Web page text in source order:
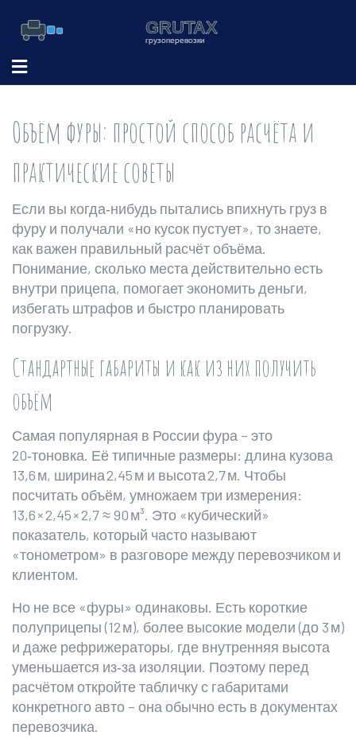
Объём фуры: простой способ расчёта и
практические советы
Если вы когда‑нибудь пытались впихнуть груз в
фуру и получали «но кусок пустует», то знаете,
как важен правильный расчёт объёма.
Понимание, сколько места действительно есть
внутри прицепа, помогает экономить деньги,
избегать штрафов и быстро планировать
погрузку.
Стандартные габариты и как из них получить
объём
Самая популярная в России фура – это
20‑тоновка. Её типичные размеры: длина кузова
13,6 м, ширина 2,45 м и высота 2,7 м. Чтобы
посчитать объём, умножаем три измерения:
13,6 × 2,45 × 2,7 ≈ 90 м³. Это «кубический»
показатель, который часто называют
«тонометром» в разговоре между перевозчиком и
клиентом.
Но не все «фуры» одинаковы. Есть короткие
полуприцепы (12 м), более высокие модели (до 3 м)
и даже рефрижераторы, где внутренняя высота
уменьшается из‑за изоляции. Поэтому перед
расчётом откройте табличку с габаритами
конкретного авто – она обычно есть в документах
перевозчика.